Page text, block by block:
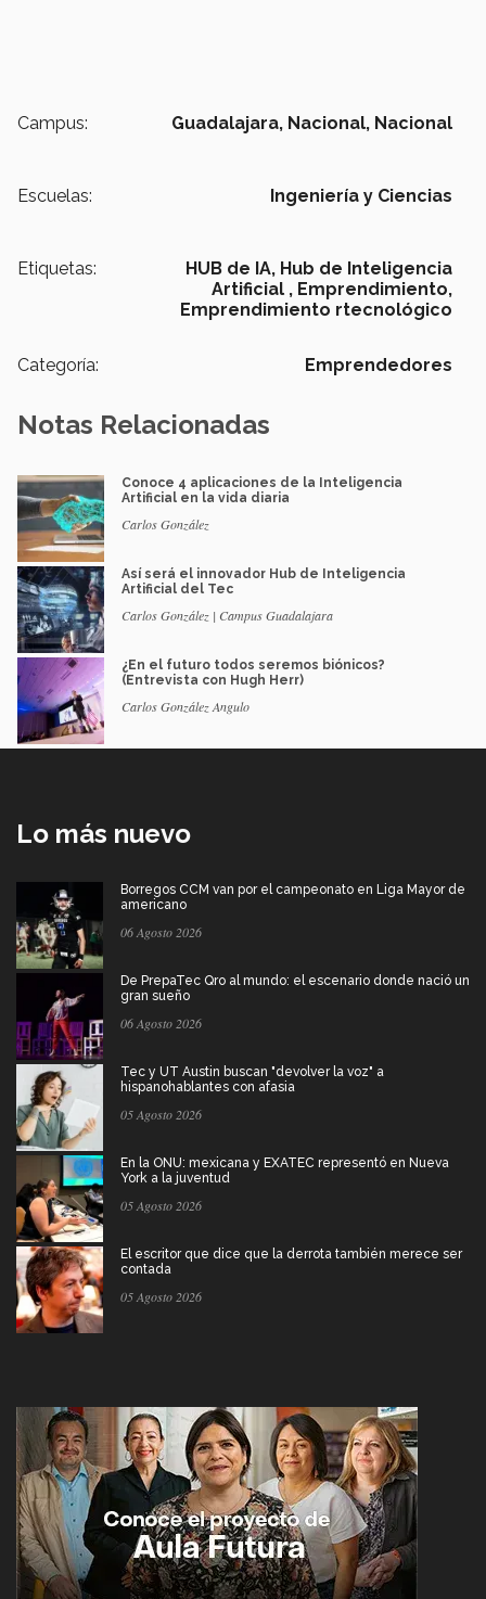
Campus: Guadalajara, Nacional, Nacional
Escuelas: Ingeniería y Ciencias
Etiquetas: HUB de IA, Hub de Inteligencia
Artificial , Emprendimiento,
Emprendimiento rtecnológico
Categoría: Emprendedores
Notas Relacionadas
Conoce 4 aplicaciones de la Inteligencia
Artificial en la vida diaria
Carlos González
Así será el innovador Hub de Inteligencia
Artificial del Tec
Carlos González | Campus Guadalajara
¿En el futuro todos seremos biónicos?
(Entrevista con Hugh Herr)
Carlos González Angulo
Lo más nuevo
Borregos CCM van por el campeonato en Liga Mayor de
americano
06 Agosto 2026
De PrepaTec Qro al mundo: el escenario donde nació un
gran sueño
06 Agosto 2026
Tec y UT Austin buscan "devolver la voz" a
hispanohablantes con afasia
05 Agosto 2026
En la ONU: mexicana y EXATEC representó en Nueva
York a la juventud
05 Agosto 2026
El escritor que dice que la derrota también merece ser
contada
05 Agosto 2026